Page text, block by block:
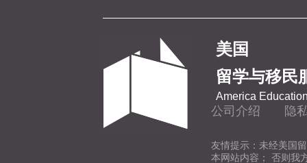
美国
留学与移民
America
公司介绍 隐
友情提示：未经美国
本网站内容； 否则我